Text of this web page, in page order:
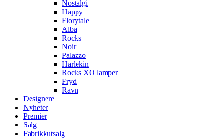
Nostalgi
Happy
Florytale
Alba
Rocks
Noir
Palazzo
Harlekin
Rocks XO lamper
Fryd
Ravn
Designere
Nyheter
Premier
Salg
Fabrikkutsalg